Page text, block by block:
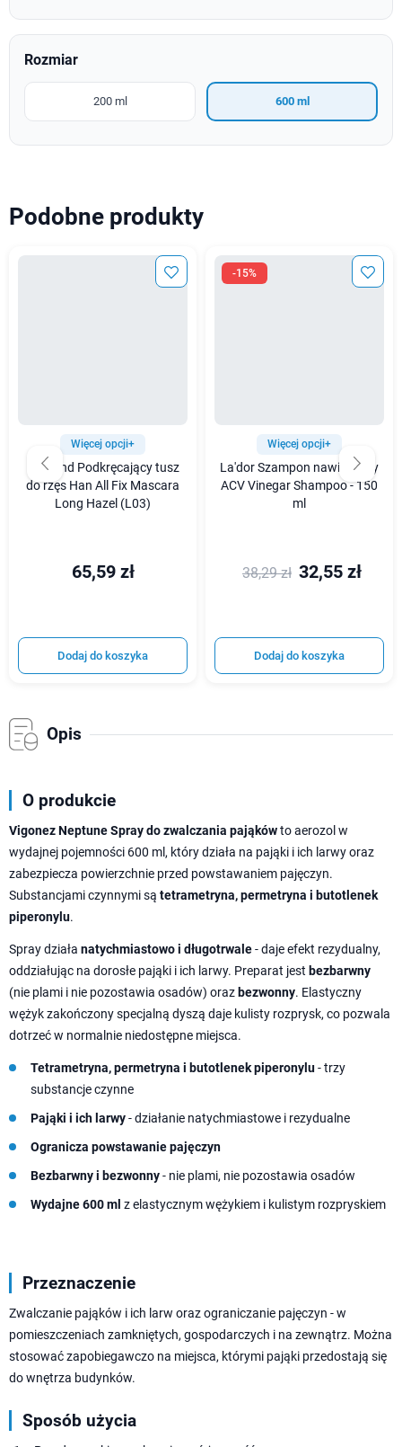
Rozmiar
200 ml 600 ml
Podobne produkty
Więcej opcji+
Rom&nd Podkręcający tusz
do rzęs Han All Fix Mascara
Long Hazel (L03)
65,59 zł
Dodaj do koszyka
-15%
Więcej opcji+
La'dor Szampon nawilżający
ACV Vinegar Shampoo - 150
ml
38,29 zł 32,55 zł
Dodaj do koszyka
Opis
O produkcie
Vigonez Neptune Spray do zwalczania pająkówto aerozol w
wydajnej pojemności 600 ml, który działa na pająki i ich larwy oraz
zabezpiecza powierzchnie przed powstawaniem pajęczyn.
Substancjami czynnymi są tetrametryna, permetryna i butotlenek
piperonylu.
Spray działa natychmiastowo i długotrwale- daje efekt rezydualny,
oddziałując na dorosłe pająki i ich larwy. Preparat jest bezbarwny
(nie plami i nie pozostawia osadów) oraz bezwonny. Elastyczny
wężyk zakończony specjalną dyszą daje kulisty rozprysk, co pozwala
dotrzeć w normalnie niedostępne miejsca.
Tetrametryna, permetryna i butotlenek piperonylu- trzy
substancje czynne
Pająki i ich larwy- działanie natychmiastowe i rezydualne
Ogranicza powstawanie pajęczyn
Bezbarwny i bezwonny- nie plami, nie pozostawia osadów
Wydajne 600 ml z elastycznym wężykiem i kulistym rozpryskiem
Przeznaczenie
Zwalczanie pająków i ich larw oraz ograniczanie pajęczyn - w
pomieszczeniach zamkniętych, gospodarczych i na zewnątrz. Można
stosować zapobiegawczo na miejsca, którymi pająki przedostają się
do wnętrza budynków.
Sposób użycia